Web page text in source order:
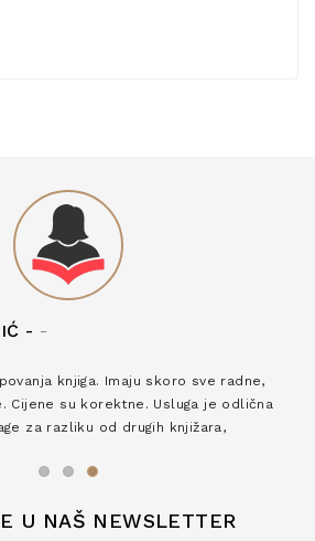
- -
knjiga. Imaju skoro sve radne,
Cijene su korektne. Usluga je odlična
za razliku od drugih knjižara,
U NAŠ NEWSLETTER